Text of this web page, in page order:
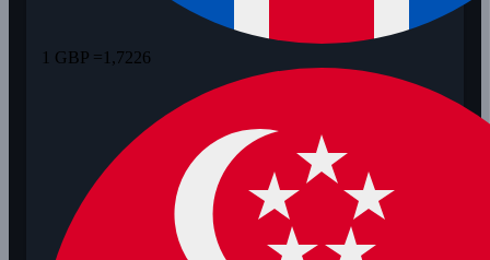
1 GBP = 1,7226